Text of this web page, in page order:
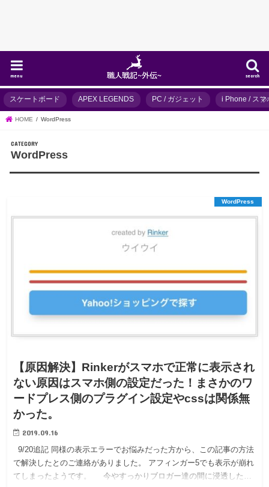
search
menu
スケートボード APEX LEGENDS PC / ガジェット i Phone / スマ
HOME WordPress
WordPress
WordPress
【原因解決】Rinkerがスマホで正常に表示され
ない原因はスマホ側の設定だった！まさかのワ
ードプレス側のプラグイン設定やcssは関係無
かった。
2019.09.16
9/20追記 同様の表示エラーでお悩みだった方から、この記事の方法
で解決したとのご連絡がありました。 アフィンガー5でも表示が崩れ
てしまったようです。 今やすっかりブロガー達の間に浸透した…